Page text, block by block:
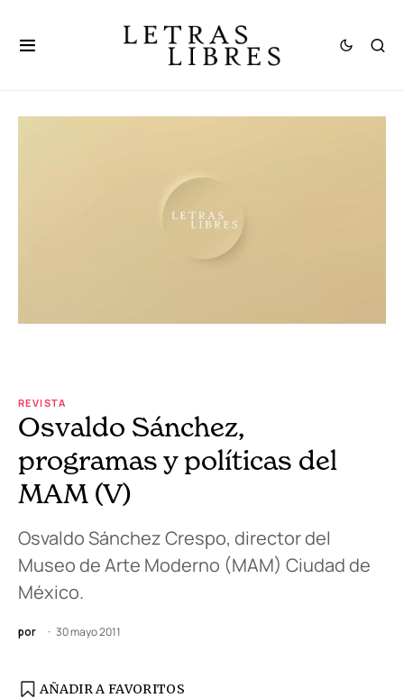
REVISTA
Osvaldo Sánchez,
programas y políticas del
MAM (V)
Osvaldo Sánchez Crespo, director del
Museo de Arte Moderno (MAM) Ciudad de
México.
por 30 mayo 2011
AÑADIR A FAVORITOS